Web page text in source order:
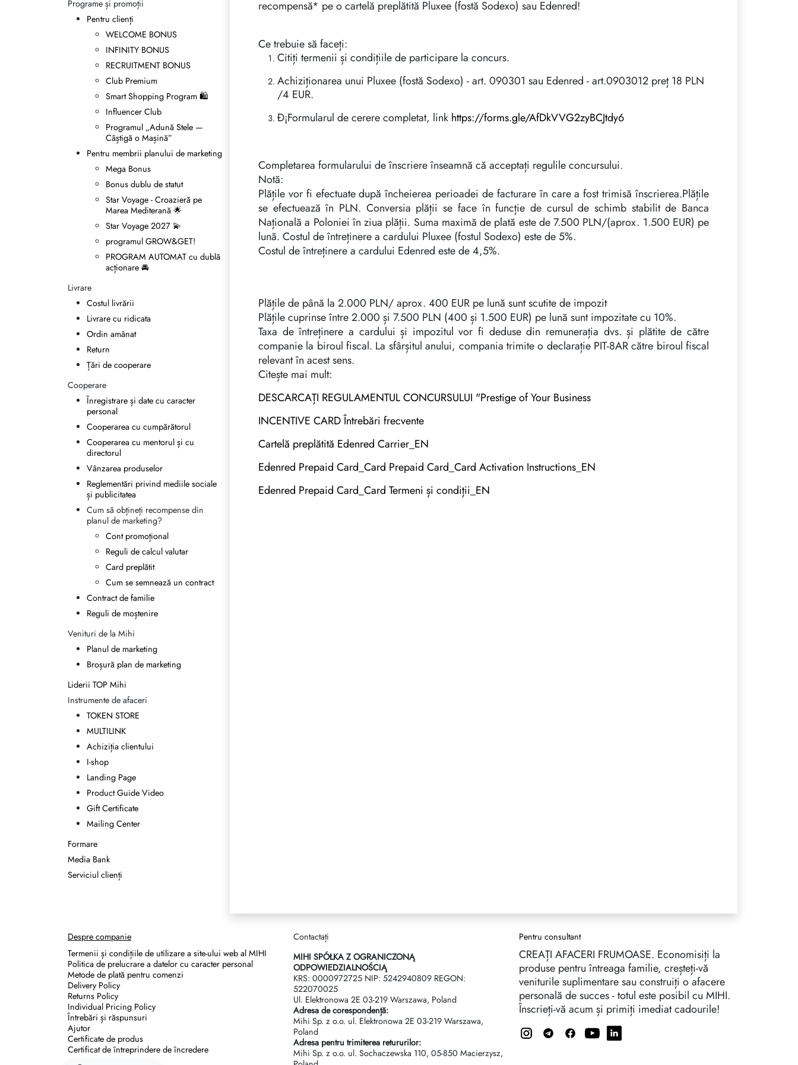
Reguli de moștenirePrograme și promoții
Pentru clienți
WELCOME BONUS
INFINITY BONUS
RECRUITMENT BONUS
Club Premium
Smart Shopping Program 🛍
Influencer Club
Programul „Adună Stele —
Câștigă o Mașină”
Pentru membrii planului de marketing
Mega Bonus
Bonus dublu de statut
Star Voyage - Croazieră pe
Marea Mediterană 🌟
Star Voyage 2027 💫
programul GROW&GET!
PROGRAM AUTOMAT cu dublă
acționare 🚘
Livrare
Costul livrării
Livrare cu ridicata
Ordin amânat
Return
Țări de cooperare
Cooperare
Înregistrare și date cu caracter
personal
Cooperarea cu cumpărătorul
Cooperarea cu mentorul și cu
directorul
Vânzarea produselor
Reglementări privind mediile sociale
și publicitatea
Cum să obțineți recompense din
planul de marketing?
Cont promoțional
Reguli de calcul valutar
Card preplătit
Cum se semnează un contract
Contract de familie
Reguli de moștenire
Venituri de la Mihi
Planul de marketing
Broșură plan de marketing
Liderii TOP Mihi
Instrumente de afaceri
TOKEN STORE
MULTILINK
Achiziția clientului
I-shop
Landing Page
Product Guide Video
Gift Certificate
Mailing Center
Formare
Media Bank
Serviciul clienți
recompensă* pe o cartelă preplătită Pluxee (fostă Sodexo) sau Edenred!
Ce trebuie să faceți:
Citiți termenii și condițiile de participare la concurs.
Achiziționarea unui Pluxee (fostă Sodexo) - art. 090301 sau Edenred - art.0903012 preț 18 PLN
/4 EUR.
Ð¡Formularul de cerere completat, link https://forms.gle/AfDkVVG2zyBCJtdy6
Completarea formularului de înscriere înseamnă că acceptați regulile concursului.
Notă:
Plățile vor fi efectuate după încheierea perioadei de facturare în care a fost trimisă înscrierea.Plățile
se efectuează în PLN. Conversia plății se face în funcție de cursul de schimb stabilit de Banca
Națională a Poloniei în ziua plății. Suma maximă de plată este de 7.500 PLN/(aprox. 1.500 EUR) pe
lună. Costul de întreținere a cardului Pluxee (fostul Sodexo) este de 5%.
Costul de întreținere a cardului Edenred este de 4,5%.
Plățile de până la 2.000 PLN/ aprox. 400 EUR pe lună sunt scutite de impozit
Plățile cuprinse între 2.000 și 7.500 PLN (400 și 1.500 EUR) pe lună sunt impozitate cu 10%.
Taxa de întreținere a cardului și impozitul vor fi deduse din remunerația dvs. și plătite de către
companie la biroul fiscal. La sfârșitul anului, compania trimite o declarație PIT-8AR către biroul fiscal
relevant în acest sens.
Citește mai mult:
DESCARCAȚI REGULAMENTUL CONCURSULUI "Prestige of Your Business
INCENTIVE CARD Întrebări frecvente
Cartelă preplătită Edenred Carrier_EN
Edenred Prepaid Card_Card Prepaid Card_Card Activation Instructions_EN
Edenred Prepaid Card_Card Termeni și condiții_EN
Despre companie
Termenii și condițiile de utilizare a site-ului web al MIHI
Politica de prelucrare a datelor cu caracter personal
Metode de plată pentru comenzi
Delivery Policy
Returns Policy
Individual Pricing Policy
Întrebări și răspunsuri
Ajutor
Certificate de produs
Certificat de întreprindere de încredere
Contactați
MIHI SPÓŁKA Z OGRANICZONĄ
ODPOWIEDZIALNOŚCIĄ
KRS: 0000972725 NIP: 5242940809 REGON:
522070025
Ul. Elektronowa 2Е 03-219 Warszawa, Poland
Adresa de corespondență:
Mihi Sp. z o.o. ul. Elektronowa 2Е 03-219 Warszawa,
Poland
Adresa pentru trimiterea retururilor:
Mihi Sp. z o.o. ul. Sochaczewska 110, 05-850 Macierzysz,
Pentru consultant
CREAȚI AFACERI FRUMOASE. Economisiți la
produse pentru întreaga familie, creșteți-vă
veniturile suplimentare sau construiți o afacere
personală de succes - totul este posibil cu MIHI.
Înscrieți-vă acum și primiți imediat cadourile!